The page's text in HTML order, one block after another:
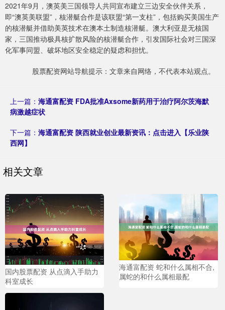
2021年9月，澳英美三国领导人共同宣布建立三边安全伙伴关系，
即“澳英美联盟”，核潜艇合作是该联盟“第一支柱”，包括购买美国生产
的核潜艇并借助美英技术在澳本土制造核潜艇。澳大利亚是无核国
家，三国推动极具核扩散风险的核潜艇合作，引发国际社会对三国深
化军事同盟、破坏地区安全稳定的疑虑和担忧。
股票配资网站导航提示：文章来自网络，不代表本站观点。
上一篇： 海通富配资 FDA批准Axsome新药用于治疗阿尔茨海默
病激越症状
下一篇： 海通富配资 陕西就业创业最新资讯：点击进入【乐业陕
西网】
相关文章
国内股票配资 从点滴入手助力
科室成长
海通富配资 蛇和什么属相不合,
属蛇的和什么属相最配